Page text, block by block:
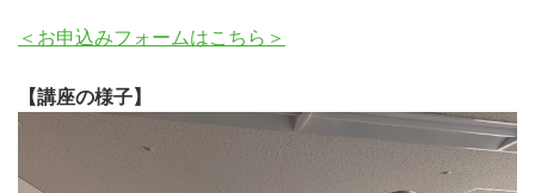
＜お申込みフォームはこちら＞
【講座の様子】